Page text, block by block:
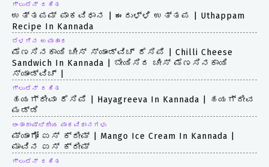
ಗ್ಲುಟೆನ್ ರಹಿತ
ಉತ್ತಪಮ್ ಪಾಕವಿಧಾನ | ಈರುಳ್ಳಿ ಉತ್ತಪ | Uthappam
Recipe In Kannada
ಬೆಳಗಿನ ಉಪಾಹಾರ
ಮೆಣಸಿನಕಾಯಿ ಚೀಸ್ ಸ್ಯಾಂಡ್‌ವಿಚ್ ರೆಸಿಪಿ | Chilli Cheese
Sandwich In Kannada | ಬೇಯಿಸಿದ ಚೀಸ್ ಮೆಣಸಿನಕಾಯಿ
ಸ್ಯಾಂಡ್ವಿಚ್ |
ಗ್ಲುಟೆನ್ ರಹಿತ
ಹಯಗ್ರೀವಾ ರೆಸಿಪಿ | Hayagreeva In Kannada | ಹಯಗ್ರೀವ
ಮಡ್ಡಿ
ಅಂತಾರಾಷ್ಟ್ರೀಯ ಪಾಕವಿಧಾನಗಳು
ಮ್ಯಾಂಗೋ ಐಸ್ ಕ್ರೀಮ್ | Mango Ice Cream In Kannada |
ಮಾವಿನ ಐಸ್ ಕ್ರೀಮ್
ಗ್ಲುಟೆನ್ ರಹಿತ